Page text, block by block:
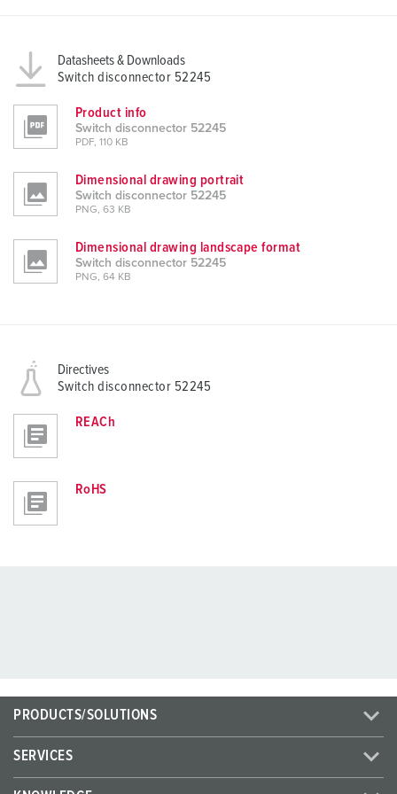
Datasheets & Downloads
Switch disconnector 52245
Product info
Switch disconnector 52245
PDF, 110 KB
Dimensional drawing portrait
Switch disconnector 52245
PNG, 63 KB
Dimensional drawing landscape format
Switch disconnector 52245
PNG, 64 KB
Directives
Switch disconnector 52245
REACh
RoHS
PRODUCTS/SOLUTIONS
SERVICES